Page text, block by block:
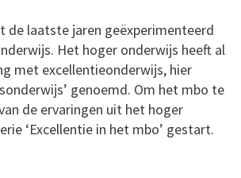
de laatste jaren geëxperimenteerd
Het hoger onderwijs heeft al
met excellentieonderwijs, hier
genoemd. Om het mbo te
de ervaringen uit het hoger
‘Excellentie in het mbo’ gestart.